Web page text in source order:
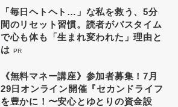
「毎日ヘトヘト…」な私を救う、5分
間のリセット習慣。読者がバスタイム
で心も体も「生まれ変われた」理由と
は PR
《無料マネー講座》参加者募集！7月
29日オンライン開催『セカンドライフ
を豊かに！〜安心とゆとりの資金設